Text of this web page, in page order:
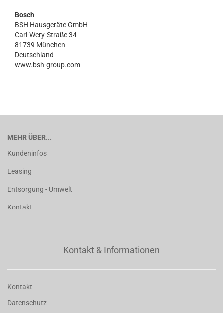
Bosch
BSH Hausgeräte GmbH
Carl-Wery-Straße 34
81739 München
Deutschland
www.bsh-group.com
MEHR ÜBER...
Kundeninfos
Leasing
Entsorgung - Umwelt
Kontakt
Kontakt & Informationen
Kontakt
Datenschutz